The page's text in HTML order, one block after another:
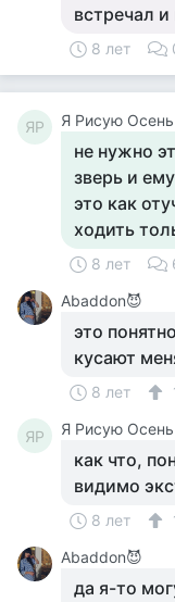
встречал
8 лет
ЯР Я Рисую Осень
не нужно
зверь и
это как
ходить
8 лет
Abaddon😈
это
кусают
8 лет
ЯР Я Рисую Осень
как что,
видимо
8 лет
Abaddon😈
да я-то